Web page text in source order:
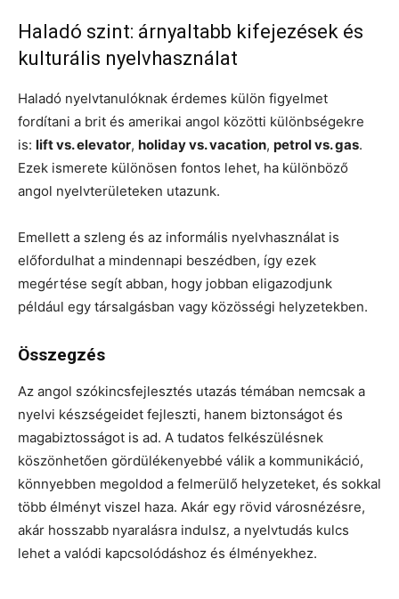
Haladó szint: árnyaltabb kifejezések és
kulturális nyelvhasználat
Haladó nyelvtanulóknak érdemes külön figyelmet
fordítani a brit és amerikai angol közötti különbségekre
is: lift vs. elevator, holiday vs. vacation, petrol vs. gas.
Ezek ismerete különösen fontos lehet, ha különböző
angol nyelvterületeken utazunk.
Emellett a szleng és az informális nyelvhasználat is
előfordulhat a mindennapi beszédben, így ezek
megértése segít abban, hogy jobban eligazodjunk
például egy társalgásban vagy közösségi helyzetekben.
Összegzés
Az angol szókincsfejlesztés utazás témában nemcsak a
nyelvi készségeidet fejleszti, hanem biztonságot és
magabiztosságot is ad. A tudatos felkészülésnek
köszönhetően gördülékenyebbé válik a kommunikáció,
könnyebben megoldod a felmerülő helyzeteket, és sokkal
több élményt viszel haza. Akár egy rövid városnézésre,
akár hosszabb nyaralásra indulsz, a nyelvtudás kulcs
lehet a valódi kapcsolódáshoz és élményekhez.